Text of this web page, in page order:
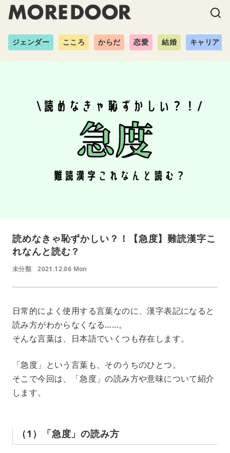
ジェンダー こころ からだ 恋愛 結婚 キャリア
読めなきゃ恥ずかしい？！【急度】難読漢字こ
れなんと読む？
未分類 2021.12.06 Mon
日常的によく使用する言葉なのに、漢字表記になると
読み方がわからなくなる……。
そんな言葉は、日本語でいくつも存在します。
「急度」という言葉も、そのうちのひとつ。
そこで今回は、「急度」の読み方や意味について紹介
します。
（1）「急度」の読み方